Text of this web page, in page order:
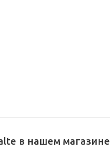
в нашем магазине